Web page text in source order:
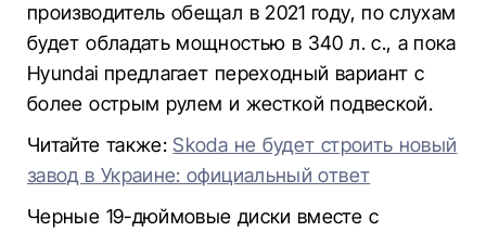
производитель обещал в 2021 году, по слухам
будет обладать мощностью в 340 л. с., а пока
Hyundai предлагает переходный вариант с
более острым рулем и жесткой подвеской.
Читайте также:Skoda не будет строить новый
завод в Украине: официальный ответ
Черные 19-дюймовые диски вместе с